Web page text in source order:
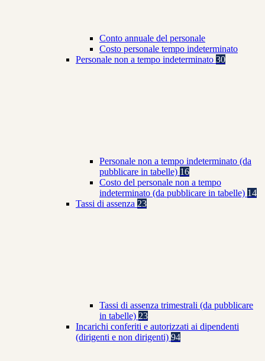
Conto annuale del personale
Costo personale tempo indeterminato
Personale non a tempo indeterminato 30
Personale non a tempo indeterminato (da
pubblicare in tabelle) 16
Costo del personale non a tempo
indeterminato (da pubblicare in tabelle) 14
Tassi di assenza 23
Tassi di assenza trimestrali (da pubblicare
in tabelle) 23
Incarichi conferiti e autorizzati ai dipendenti
(dirigenti e non dirigenti) 94